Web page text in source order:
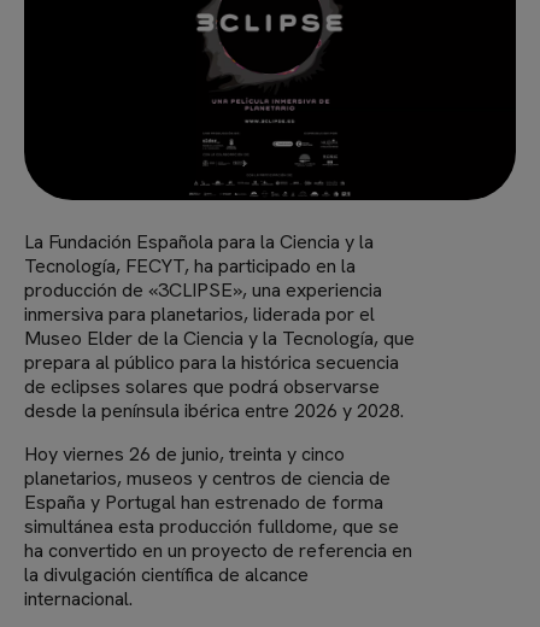
La Fundación Española para la Ciencia y la
Tecnología, FECYT, ha participado en la
producción de «3CLIPSE», una experiencia
inmersiva para planetarios, liderada por el
Museo Elder de la Ciencia y la Tecnología, que
prepara al público para la histórica secuencia
de eclipses solares que podrá observarse
desde la península ibérica entre 2026 y 2028.
Hoy viernes 26 de junio, treinta y cinco
planetarios, museos y centros de ciencia de
España y Portugal han estrenado de forma
simultánea esta producción fulldome, que se
ha convertido en un proyecto de referencia en
la divulgación científica de alcance
internacional.